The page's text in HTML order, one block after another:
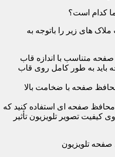
کدام است؟
های زیر را باتوجه به
صفحه متناسب با اندازه قاب
باید به طور کامل روی قاب
صفحه با ضخامت بالا
صفحه ای استفاده کنید که
تصویر تلویزیون تأثیر
تلویزیون